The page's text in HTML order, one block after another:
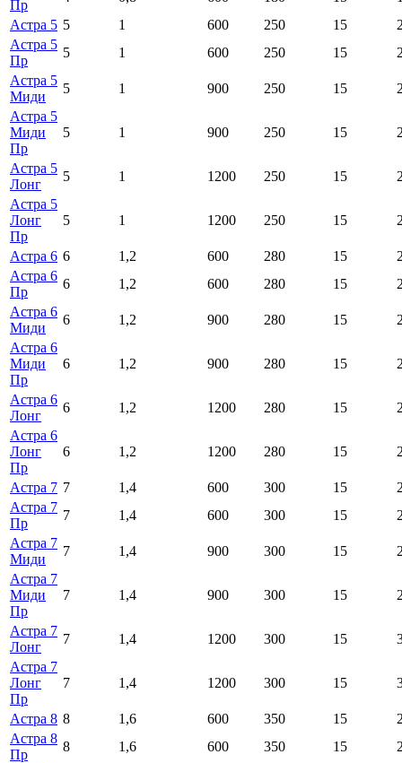
Пр
Астра 5 5 1 600 250 15
Астра 5
Пр
5 1 600 250 15
Астра 5
Миди
5 1 900 250 15
Астра 5
Миди
Пр
5 1 900 250 15
Астра 5
Лонг
5 1 1200 250 15
Астра 5
Лонг
Пр
5 1 1200 250 15
Астра 6 6 1,2 600 280 15
Астра 6
Пр
6 1,2 600 280 15
Астра 6
Миди
6 1,2 900 280 15
Астра 6
Миди
Пр
6 1,2 900 280 15
Астра 6
Лонг
6 1,2 1200 280 15
Астра 6
Лонг
Пр
6 1,2 1200 280 15
Астра 7 7 1,4 600 300 15
Астра 7
Пр
7 1,4 600 300 15
Астра 7
Миди
7 1,4 900 300 15
Астра 7
Миди
Пр
7 1,4 900 300 15
Астра 7
Лонг
7 1,4 1200 300 15
Астра 7
Лонг
Пр
7 1,4 1200 300 15
Астра 8 8 1,6 600 350 15
Астра 8
Пр
8 1,6 600 350 15